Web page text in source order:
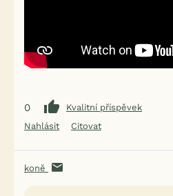
0
Kvalitní příspěvek
Nahlásit
Citovat
koně